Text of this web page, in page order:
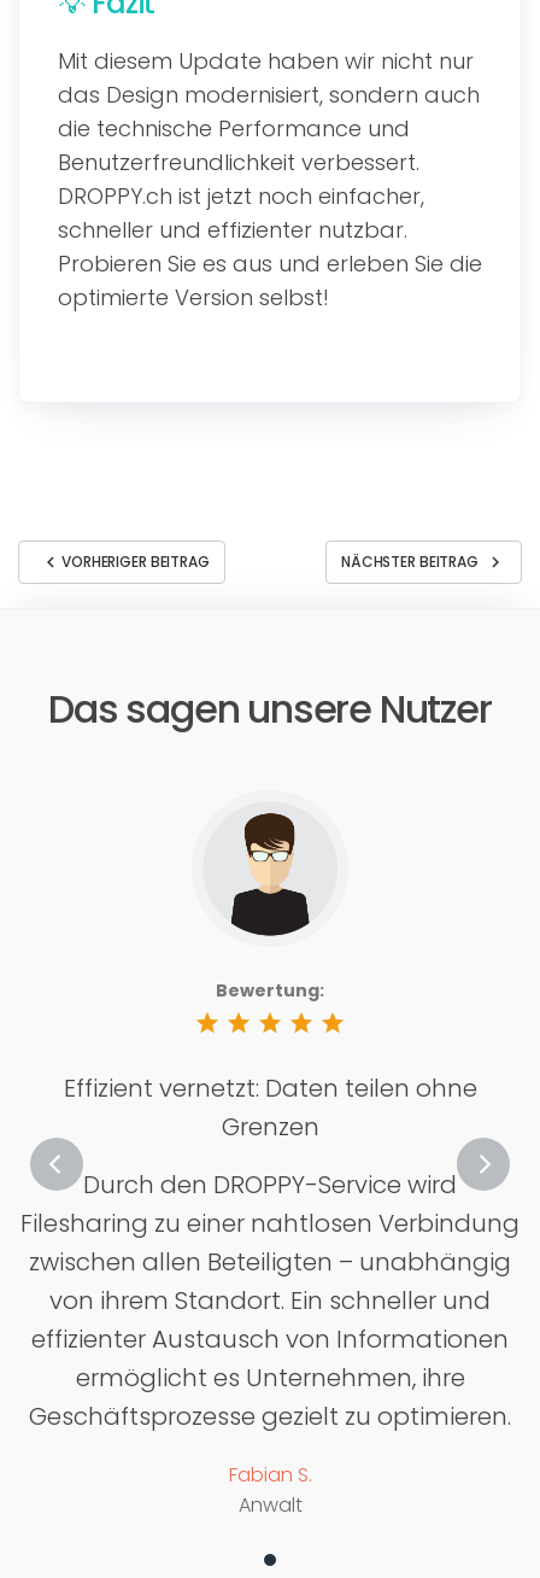
Mit diesem Update haben wir nicht nur
das Design modernisiert, sondern auch
die technische Performance und
Benutzerfreundlichkeit verbessert.
DROPPY.ch ist jetzt noch einfacher,
schneller und effizienter nutzbar.
Probieren Sie es aus und erleben Sie die
optimierte Version selbst!
chevron_left VORHERIGER BEITRAG NÄCHSTER BEITRAG chevron_right
Das sagen unsere Nutzer
Bewertung:
star star star star star
Effizient vernetzt: Daten teilen ohne
Grenzen
Durch den DROPPY-Service wird
Filesharing zu einer nahtlosen Verbindung
zwischen allen Beteiligten – unabhängig
von ihrem Standort. Ein schneller und
effizienter Austausch von Informationen
ermöglicht es Unternehmen, ihre
Geschäftsprozesse gezielt zu optimieren.
Fabian S.
Anwalt